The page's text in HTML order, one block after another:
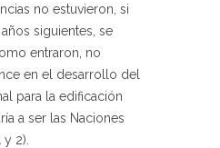
no estuvieron, si
siguientes, se
entraron, no
en el desarrollo del
para la edificación
a ser las Naciones
2).